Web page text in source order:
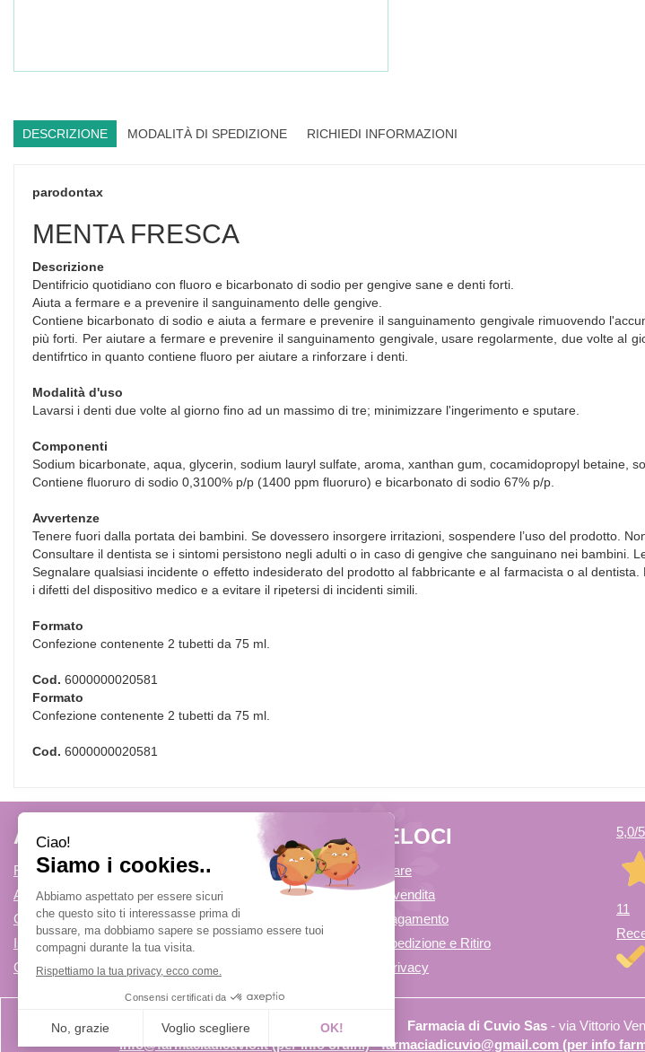
DESCRIZIONE MODALITÀ DI SPEDIZIONE RICHIEDI INFORMAZIONI
parodontax
MENTA FRESCA
Descrizione
Dentifricio quotidiano con fluoro e bicarbonato di sodio per gengive sane e denti forti.
Aiuta a fermare e a prevenire il sanguinamento delle gengive.
Contiene bicarbonato di sodio e aiuta a fermare e prevenire il sanguinamento gengivale rimuovendo
più forti. Per aiutare a fermare e prevenire il sanguinamento gengivale, usare regolarmente, due volte al
dentifrtico in quanto contiene fluoro per aiutare a rinforzare i denti.
Modalità d'uso
Lavarsi i denti due volte al giorno fino ad un massimo di tre; minimizzare l'ingerimento e sputare.
Componenti
Sodium bicarbonate, aqua, glycerin, sodium lauryl sulfate, aroma, xanthan gum, cocamidopropyl betaine,
Contiene fluoruro di sodio 0,3100% p/p (1400 ppm fluoruro) e bicarbonato di sodio 67% p/p.
Avvertenze
Tenere fuori dalla portata dei bambini. Se dovessero insorgere irritazioni, sospendere l’uso del prodotto.
Consultare il dentista se i sintomi persistono negli adulti o in caso di gengive che sanguinano nei bambini.
Segnalare qualsiasi incidente o effetto indesiderato del prodotto al fabbricante e al farmacista o al
i difetti del dispositivo medico e a evitare il ripetersi di incidenti simili.
Formato
Confezione contenente 2 tubetti da 75 ml.
Cod. 6000000020581
Formato
Confezione contenente 2 tubetti da 75 ml.
Cod. 6000000020581
AREA UTENTE
Registrati
Accedi
Contatti
Iscrizione alla Newsletter
Cookie Policy
LINK VELOCI
Come Prenotare
Condizioni di vendita
Modalità di Pagamento
Modalità di Spedizione e Ritiro
Informativa Privacy
5,0/5
11
Farmacia di Cuvio Sas- via Vittorio
info@farmaciadicuvio.it (per info ordini) - farmaciadicuvio@gmail.com (per info